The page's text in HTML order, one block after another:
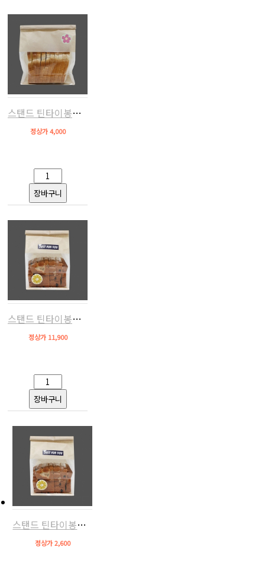
스탠드 틴타이봉투220(크라프트,10장)
정상가 4,000
스탠드 틴타이봉투160(크라프트,50장)
정상가 11,900
스탠드 틴타이봉투160(크라프트,10장)
정상가 2,600